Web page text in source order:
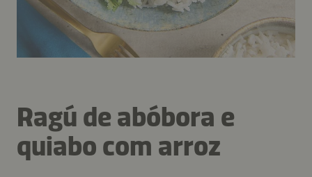
Ragú de abóbora e
quiabo com arroz